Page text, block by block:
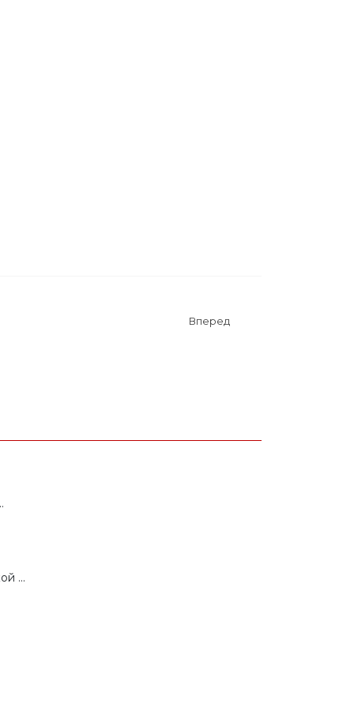
Вперед
...